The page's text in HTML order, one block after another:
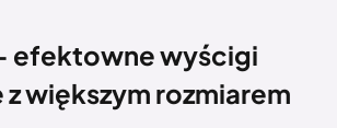
efektowne wyścigi
większym rozmiarem